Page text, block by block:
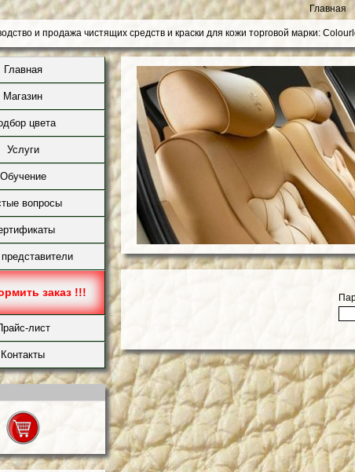
Главная |
и продажа чистящих средств и краски для кожи торговой марки:
Главная
Магазин
цвета
Услуги
Обучение
вопросы
заказ !!!
Прайс-лист
Контакты